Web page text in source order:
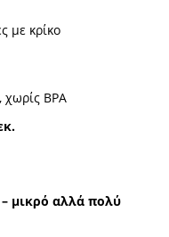
με κρίκο
, χωρίς BPA
– μικρό αλλά πολύ